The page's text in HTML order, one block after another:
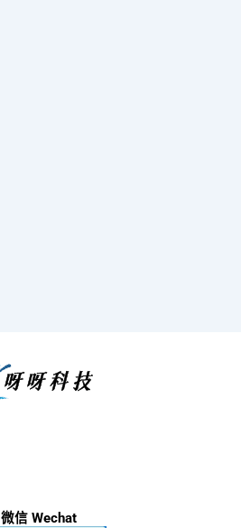
微信 Wechat